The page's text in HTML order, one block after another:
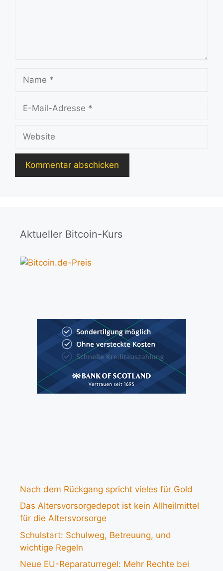
Mail-
Aktueller Bitcoin-Kurs
Nach dem Rückgang spricht vieles für Gold
Das Altersvorsorgedepot ist kein Allheilmittel
für die Altersvorsorge
Schulstart: Schulweg, Betreuung, und
wichtige Regeln
Neue EU-Reparaturregel: Mehr Rechte bei